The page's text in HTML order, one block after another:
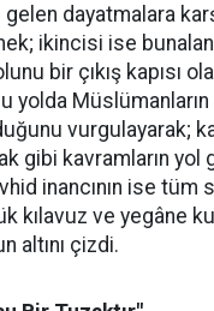
gelen dayatmalara
ikincisi ise bunalan
bir çıkış kapısı
yolda
vurgulayarak;
gibi kavramların yol
inancının ise tüm
kılavuz ve yegâne
altını çizdi.